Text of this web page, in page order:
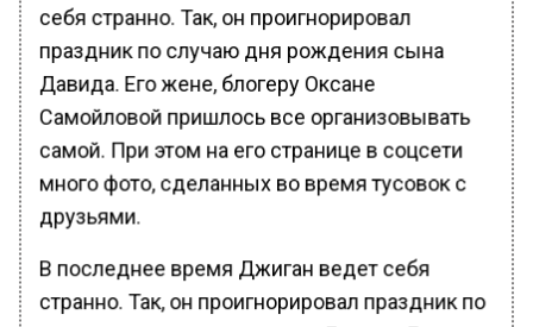
себя странно. Так, он проигнорировал
праздник по случаю дня рождения сына
Давида. Его жене, блогеру Оксане
Самойловой пришлось все организовывать
самой. При этом на его странице в соцсети
много фото, сделанных во время тусовок с
друзьями.
В последнее время Джиган ведет себя
странно. Так, он проигнорировал праздник по